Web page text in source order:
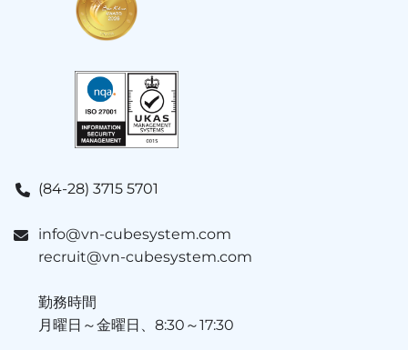
(84-28) 3715 5701
info@vn-cubesystem.com
recruit@vn-cubesystem.com
勤務時間
月曜日～金曜日、8:30～17:30